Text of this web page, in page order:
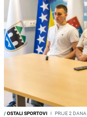
/OSTALI SPORTOVI I PRIJE 2 DANA